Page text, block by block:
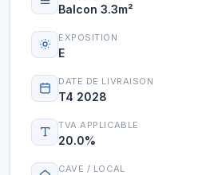
Balcon 3.3m²
EXPOSITION
E
DATE DE LIVRAISON
T4 2028
TVA APPLICABLE
20.0%
CAVE / LOCAL